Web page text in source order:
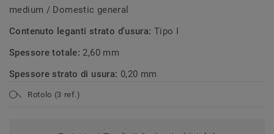
medium / Domestic general
Contenuto leganti strato d'usura: Tipo I
Spessore totale: 2,60 mm
Spessore strato di usura: 0,20 mm
Rotolo (3 ref.)